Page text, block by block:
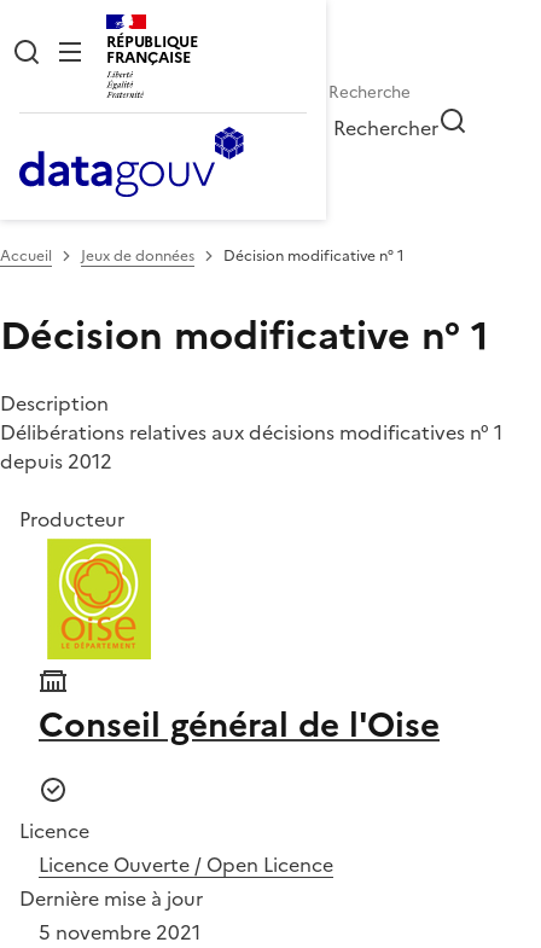
RÉPUBLIQUE
FRANÇAISE
Rechercher
Accueil Jeux de données Décision modificative n° 1
Décision modificative n° 1
Description
Délibérations relatives aux décisions modificatives n° 1
depuis 2012
Producteur
Conseil général de l'Oise
Licence
Licence Ouverte / Open Licence
Dernière mise à jour
5 novembre 2021